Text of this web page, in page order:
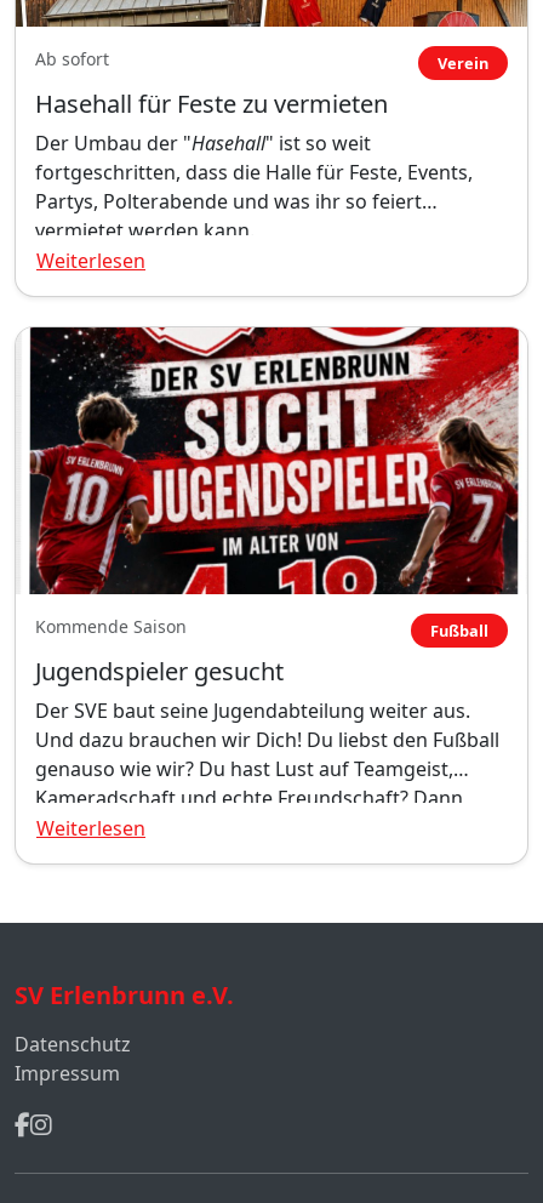
Ab sofort Verein
Hasehall für Feste zu vermieten
Der Umbau der "Hasehall" ist so weit
fortgeschritten, dass die Halle für Feste, Events,
Partys, Polterabende und was ihr so feiert
vermietet werden kann.
Weiterlesen
Kommende Saison Fußball
Jugendspieler gesucht
Der SVE baut seine Jugendabteilung weiter aus.
Und dazu brauchen wir Dich! Du liebst den Fußball
genauso wie wir? Du hast Lust auf Teamgeist,
Kameradschaft und echte Freundschaft? Dann
werde Teil unserer Mannschaft!
Weiterlesen
SV Erlenbrunn e.V.
Datenschutz
Impressum